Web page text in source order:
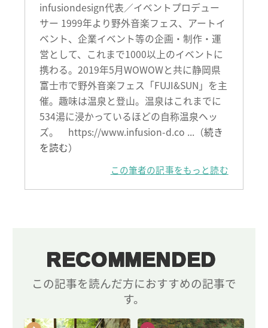
infusiondesign代表／イベントプロデュー
サー 1999年より野外音楽フェス、アートイ
ベント、企業イベント等の企画・制作・運
営として、これまで1000以上のイベントに
携わる。2019年5月WOWOWと共に静岡県
富士市で野外音楽フェス「FUJI&SUN」を主
催。趣味は温泉と登山。温泉はこれまでに
534湯に浸かっているほどの自称温泉ヘッ
ズ。 https://www.infusion-d.co ...（続き
を読む）
この筆者の記事をもっと読む
RECOMMENDED
この記事を読んだ方におすすめの記事で
す。